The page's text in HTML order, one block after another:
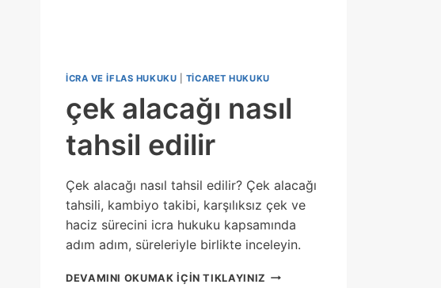
İCRA VE İFLAS HUKUKU TICARET HUKUKU
çek alacağı nasıl
tahsil edilir
Çek alacağı nasıl tahsil edilir? Çek alacağı
tahsili, kambiyo takibi, karşılıksız çek ve
haciz sürecini icra hukuku kapsamında
adım adım, süreleriyle birlikte inceleyin.
DEVAMINI OKUMAK IÇIN TIKLAYINIZ ÇEK